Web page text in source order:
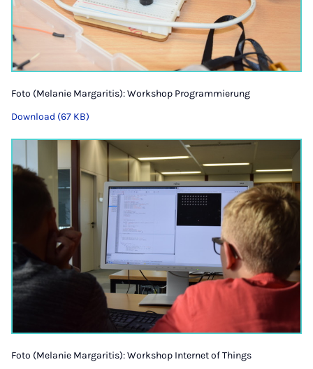
Foto (Melanie Margaritis): Workshop Programmierung
Download (67 KB)
Foto (Melanie Margaritis): Workshop Internet of Things